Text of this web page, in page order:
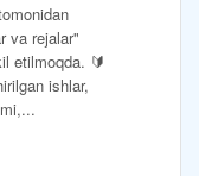
va rejalar"
etilmoqda. 🔰
ishlar,